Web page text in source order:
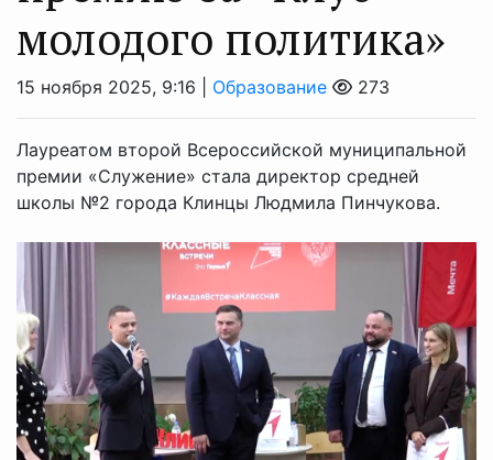
молодого политика»
15 ноября 2025, 9:16 | Образование 273
Лауреатом второй Всероссийской муниципальной
премии «Служение» стала директор средней
школы №2 города Клинцы Людмила Пинчукова.